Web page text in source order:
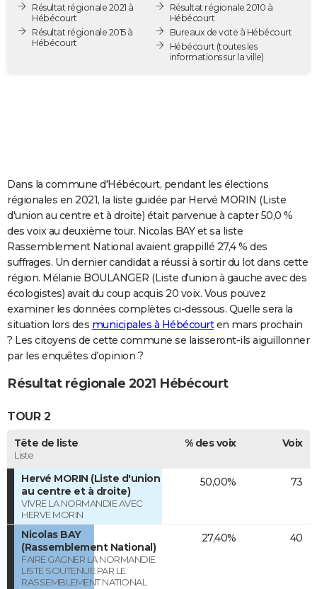
Destinations
City break
Voyage nature
Voyage de noces
Forum
PHOTO
GUIDES D'ACHAT
COPAINS D'AVANT
S'inscrire
Se connecter
Lycées
Collèges
Primaires
Universités
Entreprises
Service militaire
Avis de recherche
AVIS DE DÉCÈS
FORUM
Bricolage
Lifestyle
Culture
Sport
Auto
Television
Voyage
Cinema
Résultat régionale 2021 à
Hébécourt
Résultat régionale 2015 à
Hébécourt
Résultat régionale 2010 à
Hébécourt
Bureaux de vote à Hébécourt
Hébécourt (toutes les
informations sur la ville)
Dans la commune d'Hébécourt, pendant les élections
régionales en 2021, la liste guidée par Hervé MORIN (Liste
d'union au centre et à droite) était parvenue à capter 50,0 %
des voix au deuxième tour. Nicolas BAY et sa liste
Rassemblement National avaient grappillé 27,4 % des
suffrages. Un dernier candidat a réussi à sortir du lot dans cette
région. Mélanie BOULANGER (Liste d'union à gauche avec des
écologistes) avait du coup acquis 20 voix. Vous pouvez
examiner les données complètes ci-dessous. Quelle sera la
situation lors des municipales à Hébécourten mars prochain
? Les citoyens de cette commune se laisseront-ils aiguillonner
par les enquêtes d’opinion ?
Résultat régionale 2021 Hébécourt
TOUR 2
Tête de liste
Liste
% des voix Voix
Hervé MORIN (Liste d'union
au centre et à droite)
VIVRE LA NORMANDIE AVEC
HERVE MORIN
50,00% 73
Nicolas BAY
(Rassemblement National)
FAIRE GAGNER LA NORMANDIE
LISTE SOUTENUE PAR LE
RASSEMBLEMENT NATIONAL
27,40% 40